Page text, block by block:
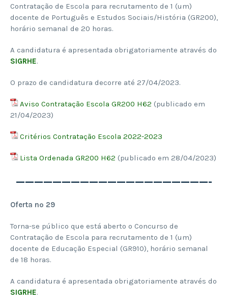
Contratação de Escola para recrutamento de 1 (um)
docente de Português e Estudos Sociais/História (GR200),
horário semanal de 20 horas.
A candidatura é apresentada obrigatoriamente através do
SIGRHE.
O prazo de candidatura decorre até 27/04/2023.
Aviso Contratação Escola GR200 H62 (publicado em
21/04/2023)
Critérios Contratação Escola 2022-2023
Lista Ordenada GR200 H62 (publicado em 28/04/2023)
—————————————————————-
Oferta nº 29
Torna-se público que está aberto o Concurso de
Contratação de Escola para recrutamento de 1 (um)
docente de Educação Especial (GR910), horário semanal
de 18 horas.
A candidatura é apresentada obrigatoriamente através do
SIGRHE.